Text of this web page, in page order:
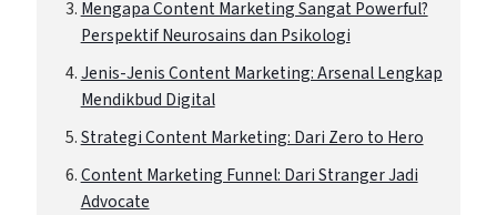
Mengapa Content Marketing Sangat Powerful?
Perspektif Neurosains dan Psikologi
Jenis-Jenis Content Marketing: Arsenal Lengkap
Mendikbud Digital
Strategi Content Marketing: Dari Zero to Hero
Content Marketing Funnel: Dari Stranger Jadi
Advocate